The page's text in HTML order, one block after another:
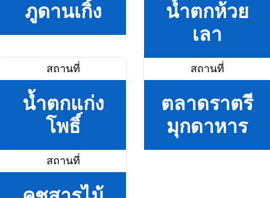
ภูดานเกิ้ง
น้ำตกห้วย
เลา
สถานที่
น้ำตกแก่ง
โพธิ์
สถานที่
ตลาดราตรี
มุกดาหาร
สถานที่